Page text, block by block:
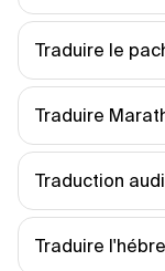
Traduire le
Traduire
Traduction
Traduire